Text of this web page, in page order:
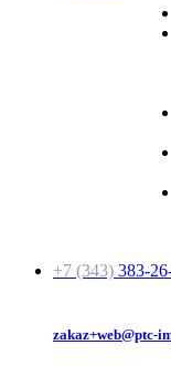
+7 (343) 383-
zakaz+web@ptc-